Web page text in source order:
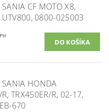
CF MOTO X8,
UTV800, 0800-025003
SANIA HONDA
TRX450ER/R, 02-17,
670